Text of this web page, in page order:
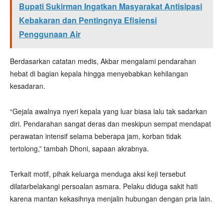
Bupati Sukirman Ingatkan Masyarakat Antisipasi
Kebakaran dan Pentingnya Efisiensi
Penggunaan Air
Berdasarkan catatan medis, Akbar mengalami pendarahan
hebat di bagian kepala hingga menyebabkan kehilangan
kesadaran.
“Gejala awalnya nyeri kepala yang luar biasa lalu tak sadarkan
diri. Pendarahan sangat deras dan meskipun sempat mendapat
perawatan intensif selama beberapa jam, korban tidak
tertolong,” tambah Dhoni, sapaan akrabnya.
Terkait motif, pihak keluarga menduga aksi keji tersebut
dilatarbelakangi persoalan asmara. Pelaku diduga sakit hati
karena mantan kekasihnya menjalin hubungan dengan pria lain.